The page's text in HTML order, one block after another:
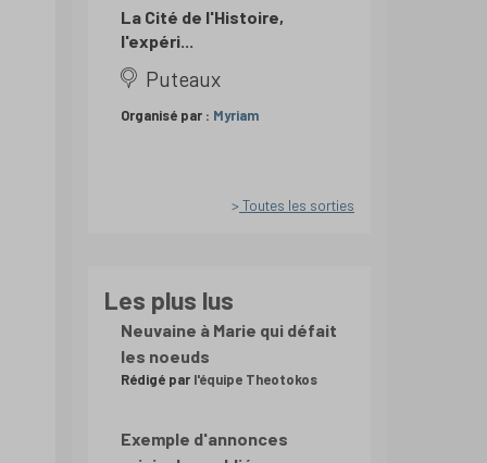
La Cité de l'Histoire,
l'expéri...
Puteaux
Organisé par : Myriam
Toutes les sorties
Les plus lus
Neuvaine à Marie qui défait
les noeuds
Rédigé par l'équipe Theotokos
Exemple d'annonces